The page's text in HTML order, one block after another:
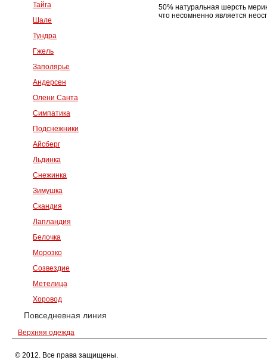
Тайга
Шале
Тундра
Гжель
Заполярье
Андерсен
Олени Санта
Симпатика
Подснежники
Айсберг
Льдинка
Снежинка
Зимушка
Скандия
Лапландия
Белочка
Морозко
Созвездие
Метелица
Хоровод
Повседневная линия
Верхняя одежда
50% натуральная шерсть
что несомненно является
© 2012. Все права защищены.